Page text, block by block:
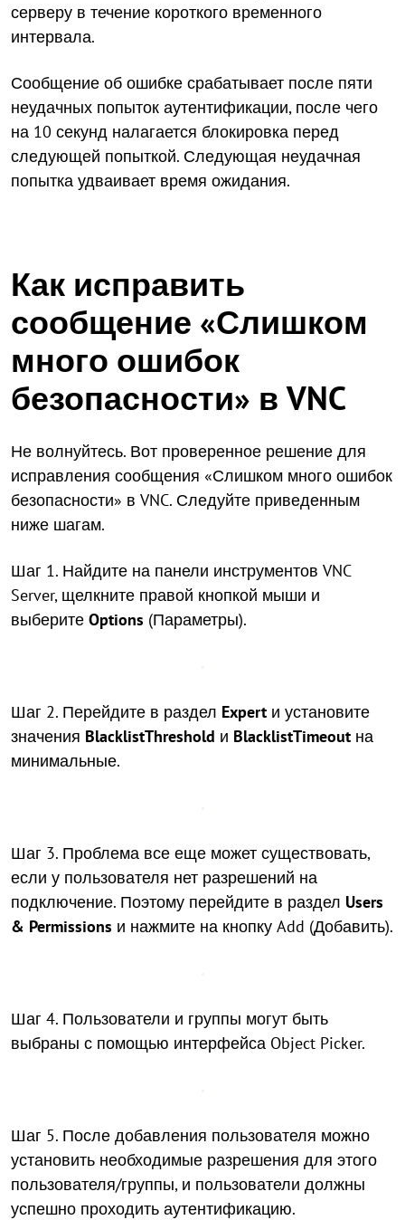
серверу в течение короткого временного
интервала.
Сообщение об ошибке срабатывает после пяти
неудачных попыток аутентификации, после чего
на 10 секунд налагается блокировка перед
следующей попыткой. Следующая неудачная
попытка удваивает время ожидания.
Как исправить
сообщение «Слишком
много ошибок
безопасности» в VNC
Не волнуйтесь. Вот проверенное решение для
исправления сообщения «Слишком много ошибок
безопасности» в VNC. Следуйте приведенным
ниже шагам.
Шаг 1. Найдите на панели инструментов VNC
Server, щелкните правой кнопкой мыши и
выберите Options (Параметры).
Шаг 2. Перейдите в раздел Expert и установите
значения BlacklistThreshold и BlacklistTimeout на
минимальные.
Шаг 3. Проблема все еще может существовать,
если у пользователя нет разрешений на
подключение. Поэтому перейдите в раздел Users
& Permissions и нажмите на кнопку Add (Добавить).
Шаг 4. Пользователи и группы могут быть
выбраны с помощью интерфейса Object Picker.
Шаг 5. После добавления пользователя можно
установить необходимые разрешения для этого
пользователя/группы, и пользователи должны
успешно проходить аутентификацию.